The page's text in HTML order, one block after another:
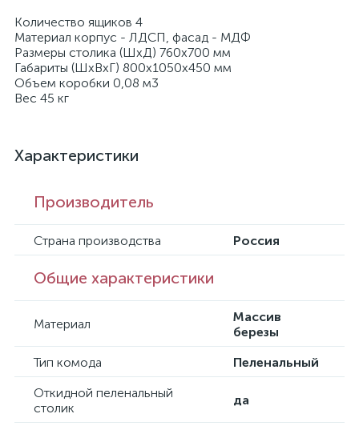
Количество ящиков 4
Материал корпус - ЛДСП, фасад - МДФ
Размеры столика (ШхД) 760х700 мм
Габариты (ШхВхГ) 800х1050х450 мм
Объем коробки 0,08 м3
Вес 45 кг
Характеристики
Производитель
Страна производства Россия
Общие характеристики
Материал
Массив
березы
Тип комода
Пеленальный
Откидной пеленальный
столик
да